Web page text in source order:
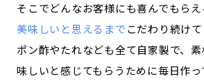
そこでどんなお客様にも喜んでもらえ
美味しいと思えるまでこだわり続けて
ポン酢やたれなども全て自家製で、
味しいと感じてもらうために毎日作